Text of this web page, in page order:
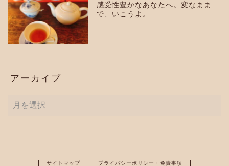
感受性豊かなあなたへ。変なまま
で、いこうよ。
アーカイブ
ー
サイトマップ プライバシーポリシー・免責事項